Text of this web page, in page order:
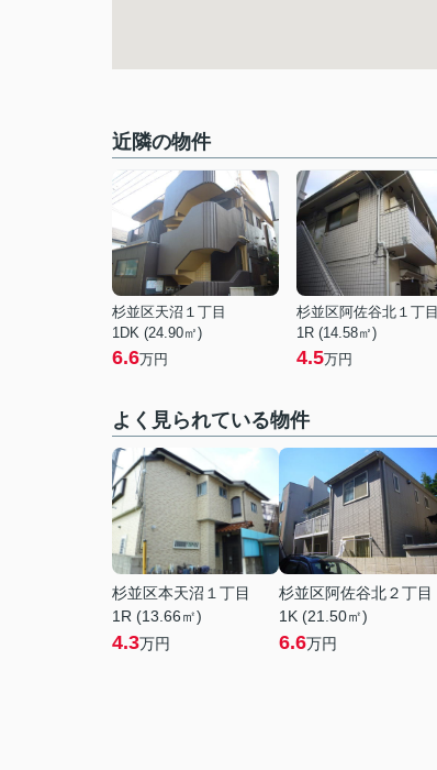
近隣の物件
杉並区天沼１丁目
1DK (24.90㎡)
6.6万円
杉並区阿佐谷北１丁目
1R (14.58㎡)
4.5万円
よく見られている物件
杉並区本天沼１丁目
1R (13.66㎡)
4.3万円
杉並区阿佐谷北２丁目
1K (21.50㎡)
6.6万円